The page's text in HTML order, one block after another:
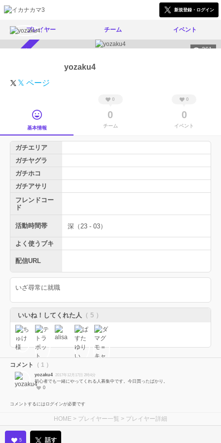
新規登録・ログイン
プレイヤー チーム イベント
361
yozaku4
𝕏 ページ
基本情報
0
0
チーム
0
0
イベント
ガチエリア
ガチヤグラ
ガチホコ
ガチアサリ
フレンドコー
ド
活動時間帯 深（23 - 03）
よく使うブキ
配信URL
いざ尋常に就職
いいね！してくれた人 （ 5 ）
コメント （ 1 ）
yozaku4 2017年12月17日 2時4分
初心者でも一緒にやってくれる人募集中です。今日買ったばかり。
0
コメントするにはログインが必要です
HOME > プレイヤー一覧 > プレイヤー詳細
5 話す